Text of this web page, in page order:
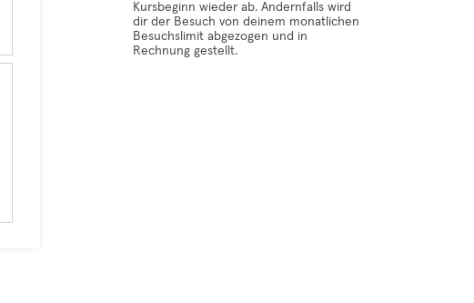
Kursbeginn wieder ab. Andernfalls wird
dir der Besuch von deinem monatlichen
Besuchslimit abgezogen und in
Rechnung gestellt.